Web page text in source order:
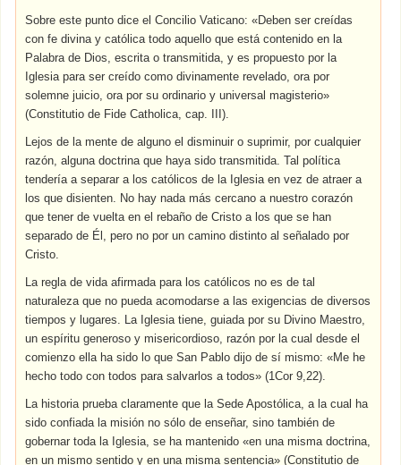
Sobre este punto dice el Concilio Vaticano: «Deben ser creídas
con fe divina y católica todo aquello que está contenido en la
Palabra de Dios, escrita o transmitida, y es propuesto por la
Iglesia para ser creído como divinamente revelado, ora por
solemne juicio, ora por su ordinario y universal magisterio»
(Constitutio de Fide Catholica, cap. III).
Lejos de la mente de alguno el disminuir o suprimir, por cualquier
razón, alguna doctrina que haya sido transmitida. Tal política
tendería a separar a los católicos de la Iglesia en vez de atraer a
los que disienten. No hay nada más cercano a nuestro corazón
que tener de vuelta en el rebaño de Cristo a los que se han
separado de Él, pero no por un camino distinto al señalado por
Cristo.
La regla de vida afirmada para los católicos no es de tal
naturaleza que no pueda acomodarse a las exigencias de diversos
tiempos y lugares. La Iglesia tiene, guiada por su Divino Maestro,
un espíritu generoso y misericordioso, razón por la cual desde el
comienzo ella ha sido lo que San Pablo dijo de sí mismo: «Me he
hecho todo con todos para salvarlos a todos» (1Cor 9,22).
La historia prueba claramente que la Sede Apostólica, a la cual ha
sido confiada la misión no sólo de enseñar, sino también de
gobernar toda la Iglesia, se ha mantenido «en una misma doctrina,
en un mismo sentido y en una misma sentencia» (Constitutio de